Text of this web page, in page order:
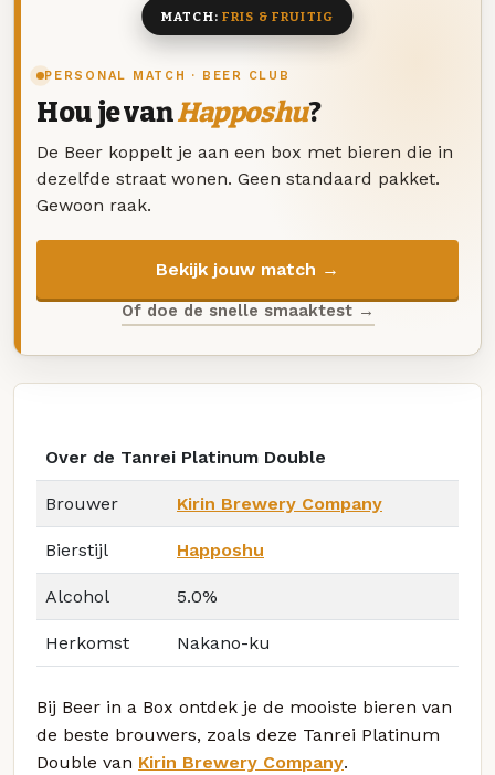
PERSONAL MATCH · BEER CLUB
Hou je vanHapposhu?
De Beer koppelt je aan een box met bieren die in
dezelfde straat wonen. Geen standaard pakket.
Gewoon raak.
Bekijk jouw match →
Of doe de snelle smaaktest →
MATCH: FRIS & FRUITIG
Over de Tanrei Platinum Double
Brouwer Kirin Brewery Company
Bierstijl Happoshu
Alcohol 5.0%
Herkomst Nakano-ku
Bij Beer in a Box ontdek je de mooiste bieren van
de beste brouwers, zoals deze Tanrei Platinum
Double van Kirin Brewery Company.